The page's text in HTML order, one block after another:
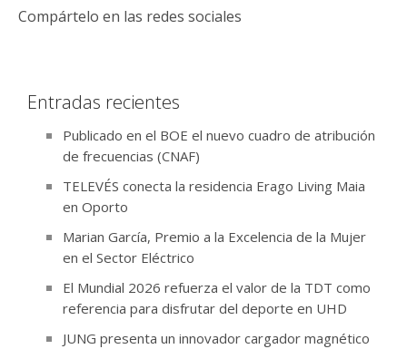
Compártelo en las redes sociales
Entradas recientes
Publicado en el BOE el nuevo cuadro de atribución
de frecuencias (CNAF)
TELEVÉS conecta la residencia Erago Living Maia
en Oporto
Marian García, Premio a la Excelencia de la Mujer
en el Sector Eléctrico
El Mundial 2026 refuerza el valor de la TDT como
referencia para disfrutar del deporte en UHD
JUNG presenta un innovador cargador magnético